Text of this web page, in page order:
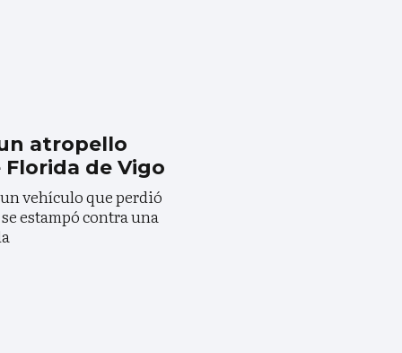
atropello
de Vigo
vehículo que perdió
estampó contra una